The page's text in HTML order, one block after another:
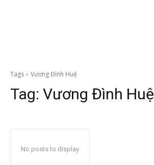
Tags Vương Đình Huệ
Tag: Vương Đình Huệ
No posts to display